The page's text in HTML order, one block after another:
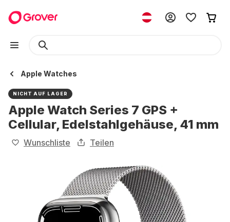
Apple Watches
NICHT AUF LAGER
Apple Watch Series 7 GPS +
Cellular, Edelstahlgehäuse, 41 mm
Wunschliste Teilen